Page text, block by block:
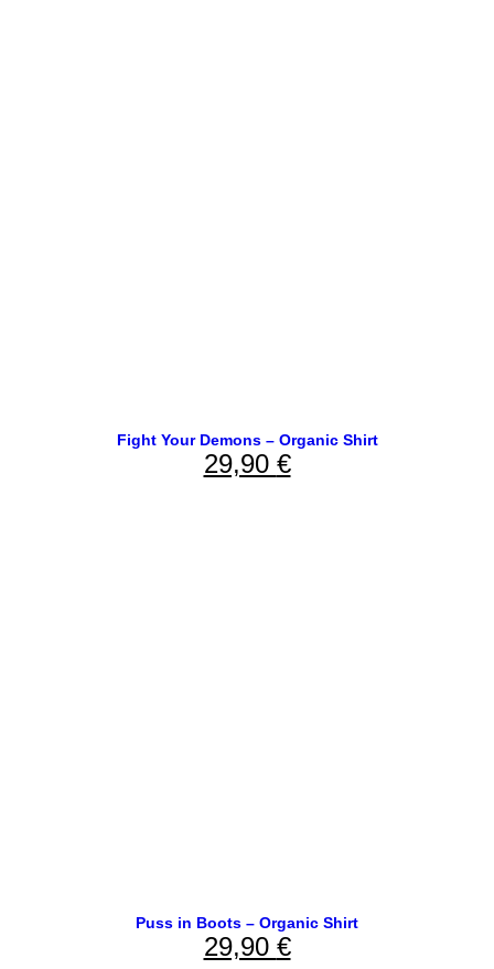
Fight Your Demons – Organic Shirt
29,90 €
Puss in Boots – Organic Shirt
29,90 €